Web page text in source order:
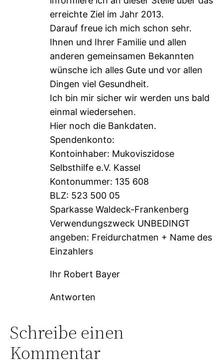
erreichte Ziel im Jahr 2013.
Darauf freue ich mich schon sehr.
Ihnen und Ihrer Familie und allen
anderen gemeinsamen Bekannten
wünsche ich alles Gute und vor allen
Dingen viel Gesundheit.
Ich bin mir sicher wir werden uns bald
einmal wiedersehen.
Hier noch die Bankdaten.
Spendenkonto:
Kontoinhaber: Mukoviszidose
Selbsthilfe e.V. Kassel
Kontonummer: 135 608
BLZ: 523 500 05
Sparkasse Waldeck-Frankenberg
Verwendungszweck UNBEDINGT
angeben: Freidurchatmen + Name des
Einzahlers
Ihr Robert Bayer
Antworten
Schreibe einen
Kommentar